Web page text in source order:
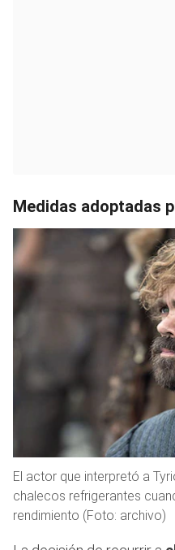
Medidas adoptadas
El actor que interpretó a
chalecos refrigerantes
rendimiento (Foto: archivo)